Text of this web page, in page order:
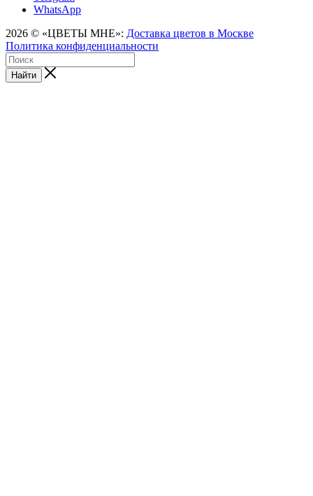
WhatsApp
2026 © «ЦВЕТЫ МНЕ»: Доставка цветов в Москве
Политика конфиденциальности
Найти